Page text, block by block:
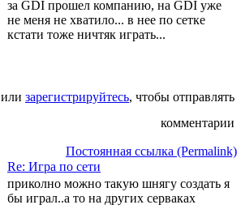
за GDI прошел компанию, на GDI уже
не меня не хватило... в нее по сетке
кстати тоже ничтяк играть...
или зарегистрируйтесь, чтобы отправлять
комментарии
Постоянная ссылка (Permalink)
Re: Игра по сети
приколно можно такую шнягу создать я
бы играл..а то на других серваках